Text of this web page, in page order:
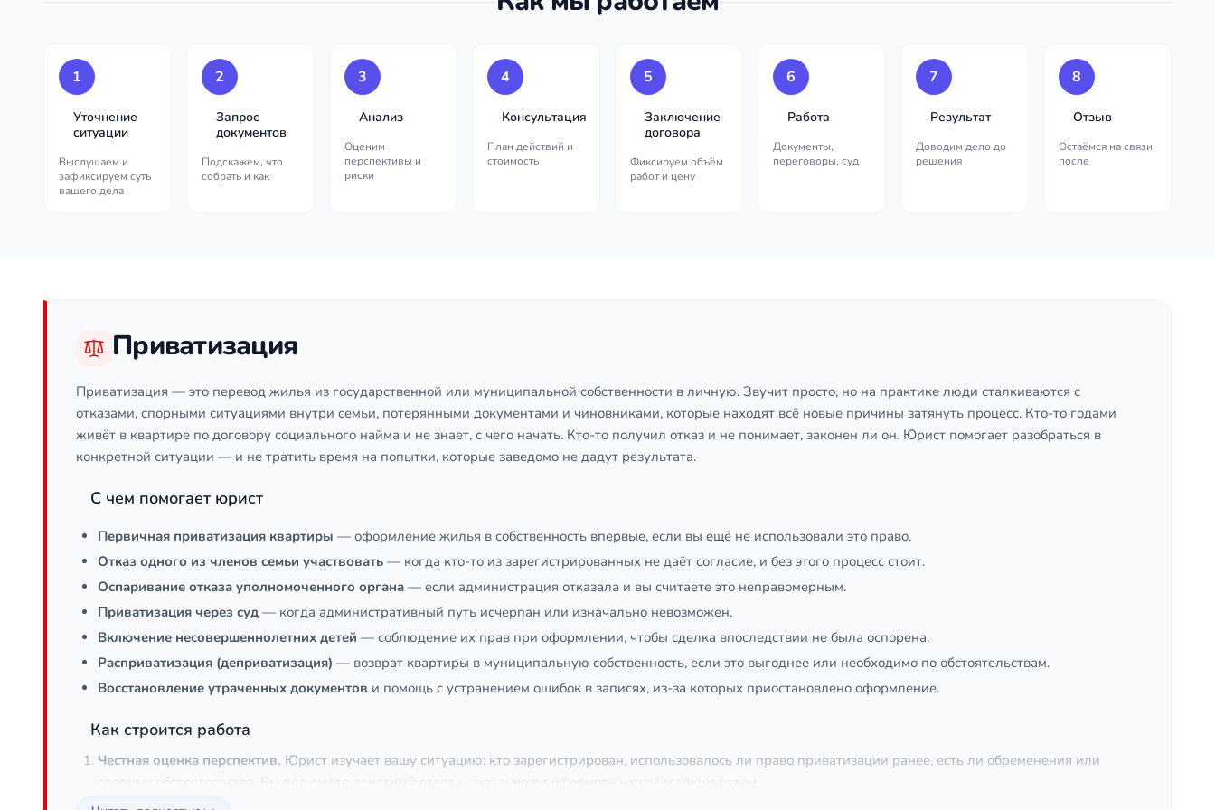
1
Уточнение
ситуации
Выслушаем и
зафиксируем суть
вашего дела
2
Запрос
документов
Подскажем, что
собрать и как
3
Анализ
Оценим
перспективы и
риски
4
Консультация
План действий и
стоимость
5
Заключение
договора
Фиксируем объём
работ и цену
6
Работа
Документы,
переговоры, суд
7
Результат
Доводим дело до
решения
8
Отзыв
Остаёмся на связи
после
Приватизация
Приватизация — это перевод жилья из государственной или муниципальной собственности в личную. Звучит просто, но на практике люди сталкиваются с
отказами, спорными ситуациями внутри семьи, потерянными документами и чиновниками, которые находят всё новые причины затянуть процесс. Кто-то годами
живёт в квартире по договору социального найма и не знает, с чего начать. Кто-то получил отказ и не понимает, законен ли он. Юрист помогает разобраться в
конкретной ситуации — и не тратить время на попытки, которые заведомо не дадут результата.
С чем помогает юрист
Первичная приватизация квартиры — оформление жилья в собственность впервые, если вы ещё не использовали это право.
Отказ одного из членов семьи участвовать — когда кто-то из зарегистрированных не даёт согласие, и без этого процесс стоит.
Оспаривание отказа уполномоченного органа — если администрация отказала и вы считаете это неправомерным.
Приватизация через суд — когда административный путь исчерпан или изначально невозможен.
Включение несовершеннолетних детей — соблюдение их прав при оформлении, чтобы сделка впоследствии не была оспорена.
Расприватизация (деприватизация) — возврат квартиры в муниципальную собственность, если это выгоднее или необходимо по обстоятельствам.
Восстановление утраченных документов и помощь с устранением ошибок в записях, из-за которых приостановлено оформление.
Как строится работа
Честная оценка перспектив. Юрист изучает вашу ситуацию: кто зарегистрирован, использовалось ли право приватизации ранее, есть ли обременения или